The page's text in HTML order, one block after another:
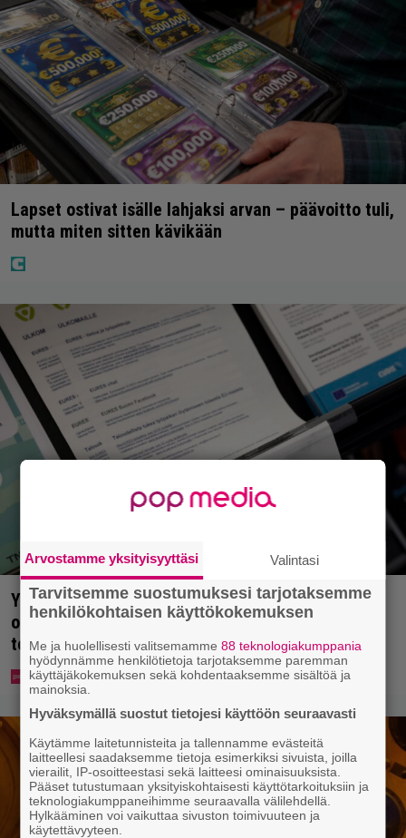
Lapset ostivat isälle lahjaksi arvan – päävoitto tuli,
mutta miten sitten kävikään
Yle: Uuden lain myötä työnhakijan täytyy kertoa
osaamisestaan julkisesti netissä – yrittäjät
toivovat rangaistusta laiminlyönnistä
Arvostamme yksityisyyttäsi Valintasi
Tarvitsemme suostumuksesi tarjotaksemme
henkilökohtaisen käyttökokemuksen
Me ja huolellisesti valitsemamme88 teknologiakumppania
hyödynnämme henkilötietoja tarjotaksemme paremman
käyttäjäkokemuksen sekä kohdentaaksemme sisältöä ja
mainoksia.
Hyväksymällä suostut tietojesi käyttöön seuraavasti
Käytämme laitetunnisteita ja tallennamme evästeitä
laitteellesi saadaksemme tietoja esimerkiksi sivuista, joilla
vierailit, IP-osoitteestasi sekä laitteesi ominaisuuksista.
Pääset tutustumaan yksityiskohtaisesti käyttötarkoituksiin ja
teknologiakumppaneihimme seuraavalla välilehdellä.
Hylkääminen voi vaikuttaa sivuston toimivuuteen ja
käytettävyyteen.